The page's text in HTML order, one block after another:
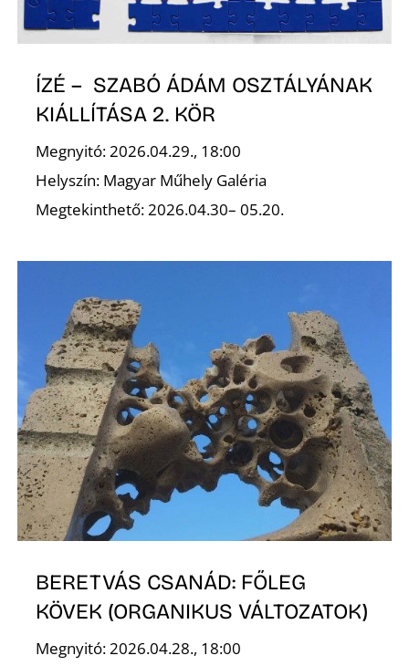
ÍZÉ – SZABÓ ÁDÁM OSZTÁLYÁNAK
KIÁLLÍTÁSA 2. KÖR
Megnyitó: 2026.04.29., 18:00
Helyszín: Magyar Műhely Galéria
Megtekinthető: 2026.04.30– 05.20.
BERETVÁS CSANÁD: FŐLEG
KÖVEK (ORGANIKUS VÁLTOZATOK)
Megnyitó: 2026.04.28., 18:00